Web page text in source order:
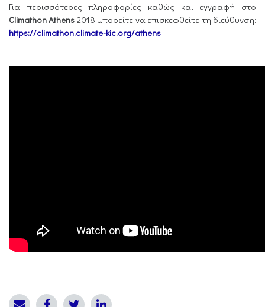
Για περισσότερες πληροφορίες καθώς και εγγραφή στο
Climathon Athens 2018 μπορείτε να επισκεφθείτε τη διεύθυνση:
https://climathon.climate-kic.org/athens